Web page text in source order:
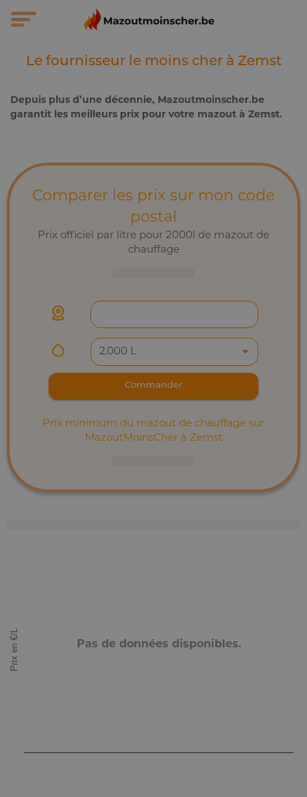
Le fournisseur le moins cher à Zemst
Depuis plus d’une décennie, Mazoutmoinscher.be
garantit les meilleurs prix pour votre mazout à Zemst.
Comparer les prix sur mon code
postal
Prix officiel par litre pour 2000l de mazout de
chauffage
2.000 L
Commander
Prix minimum du mazout de chauffage sur
MazoutMoinsCher à Zemst
Prix en €/L Pas de données disponibles.